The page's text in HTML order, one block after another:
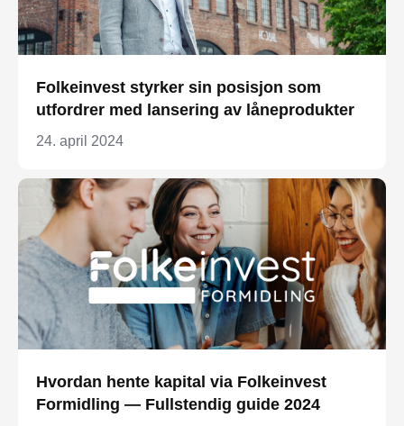
Folkeinvest styrker sin posisjon som
utfordrer med lansering av låneprodukter
24. april 2024
Hvordan hente kapital via Folkeinvest
Formidling — Fullstendig guide 2024